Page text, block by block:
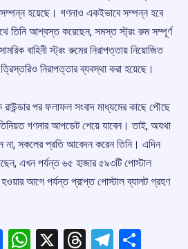
হয়েছে। গণনাও একইভাবে সম্পন্ন হবে
তিনি আশ্বস্ত করেছেন, সমস্ত স্ট্রং রুম সম্পূর্ণ
বাহিনী স্ট্রং রুমের নিরাপত্তায় নিয়োজিত
নিরাপত্তার ব্যবস্থা করা হয়েছে।
পর ফলাফল সংবাদ মাধ্যমের কাছে পৌছে
গণনার আপডেট পেয়ে যাবেন। তাই, অযথা
না, সকলের প্রতি আবেদন করেন তিনি। এদিন
এখন পর্যন্ত ৬৫ হাজার ৫৯৩টি পোস্টাল
আগে পর্যন্ত প্রাপ্ত পোস্টাল ব্যালট গ্রহণ
Facebook
WhatsApp
X Threads